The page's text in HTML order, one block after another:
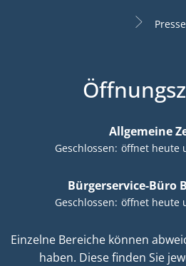
Presse
Allgemeine
Klicken, um weitere
Geschlossen: öffnet heute
Bürgerservice-Büro
Klicken, um weitere
Geschlossen: öffnet heute
Einzelne Bereiche können
haben. Diese finden Sie